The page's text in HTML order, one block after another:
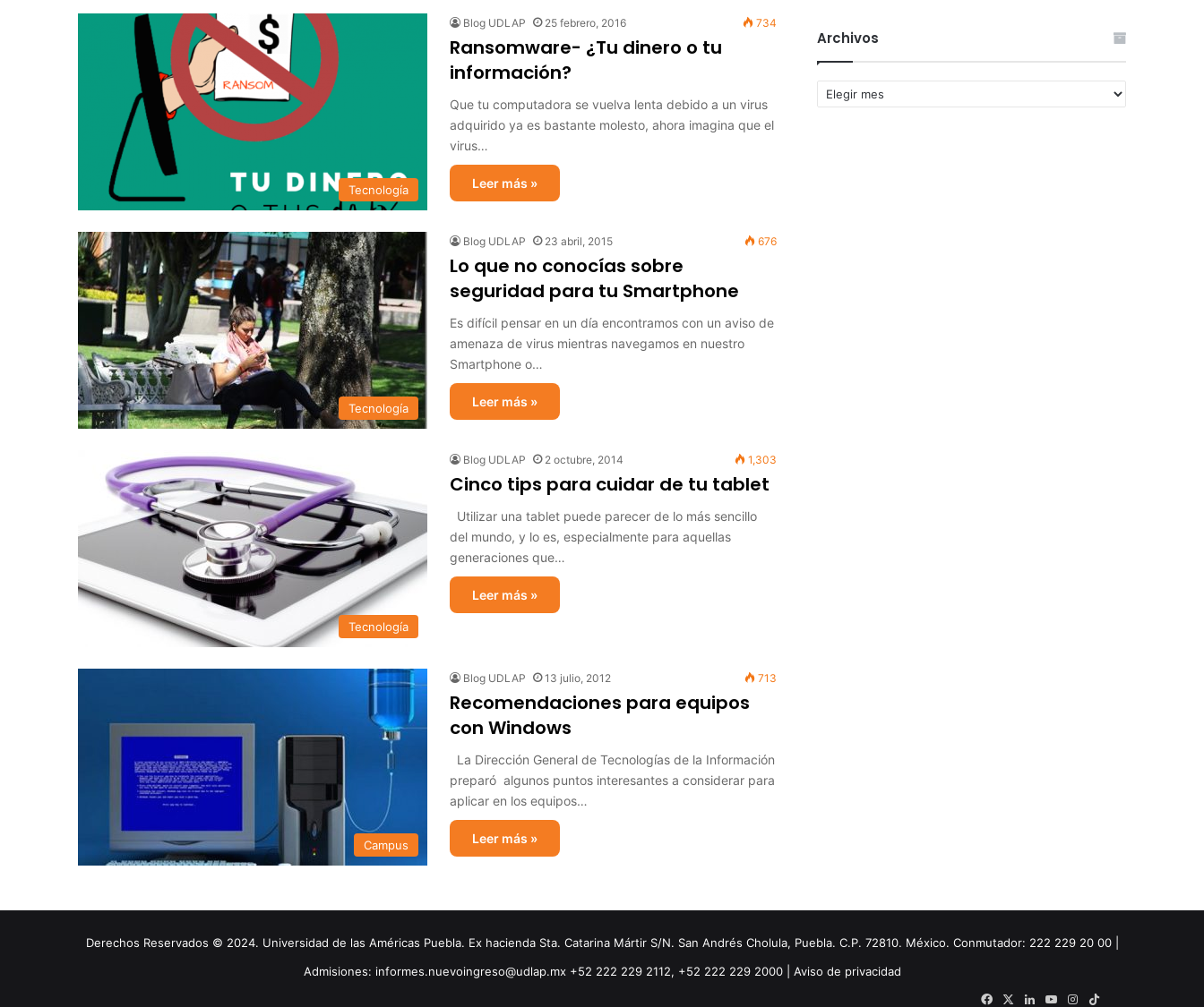
Tecnología
Blog UDLAP 25 febrero, 2016 734
Ransomware- ¿Tu dinero o tu
información?
Que tu computadora se vuelva lenta debido a un virus
adquirido ya es bastante molesto, ahora imagina que el
virus…
Leer más »
Tecnología
Blog UDLAP 23 abril, 2015 676
Lo que no conocías sobre
seguridad para tu Smartphone
Es difícil pensar en un día encontramos con un aviso de
amenaza de virus mientras navegamos en nuestro
Smartphone o…
Leer más »
Tecnología
Blog UDLAP 2 octubre, 2014 1,303
Cinco tips para cuidar de tu tablet
Utilizar una tablet puede parecer de lo más sencillo
del mundo, y lo es, especialmente para aquellas
generaciones que…
Leer más »
Campus
Blog UDLAP 13 julio, 2012 713
Recomendaciones para equipos
con Windows
La Dirección General de Tecnologías de la Información
preparó algunos puntos interesantes a considerar para
aplicar en los equipos…
Leer más »
Archivos
Archivos
Derechos Reservados © 2024. Universidad de las Américas Puebla. Ex hacienda Sta. Catarina Mártir S/N. San Andrés Cholula, Puebla. C.P. 72810. México. Conmutador: 222 229 20 00 |
Admisiones: informes.nuevoingreso@udlap.mx +52 222 229 2112, +52 222 229 2000 | Aviso de privacidad
Facebook
X LinkedInYouTubeInstagram
TikTok